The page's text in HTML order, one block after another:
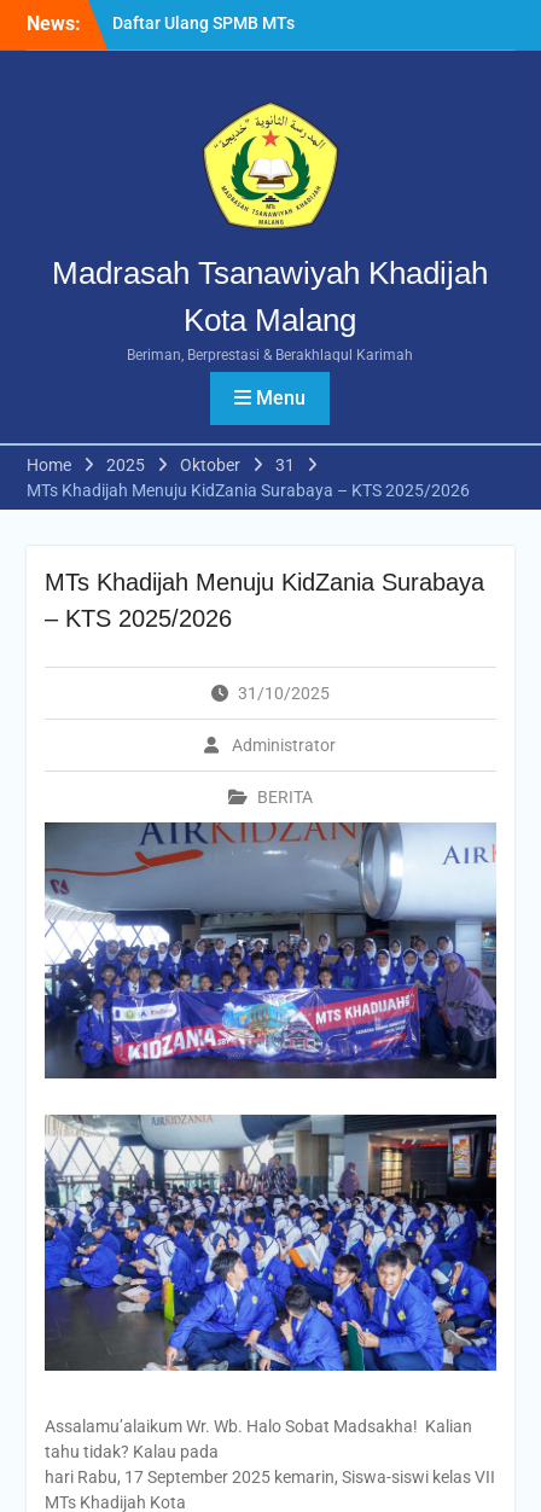
News:
Rangkuman MATAMUDA
2026: Enam Hari Penuh
Baru MTs Khadijah Malang
Daftar Ulang SPMB MTs
Khadijah Malang Tahun
Ajaran 2026/2027
Berlangsung Lancar
Madrasah Tsanawiyah Khadijah
Kota Malang
Beriman, Berprestasi & Berakhlaqul Karimah
Menu
Home 2025 Oktober
31
MTs Khadijah Menuju KidZania Surabaya – KTS 2025/2026
MTs Khadijah Menuju KidZania Surabaya
– KTS 2025/2026
31/10/2025
Administrator
BERITA
Assalamu’alaikum Wr. Wb. Halo Sobat Madsakha! Kalian
tahu tidak? Kalau pada
hari Rabu, 17 September 2025 kemarin, Siswa-siswi kelas VII
MTs Khadijah Kota